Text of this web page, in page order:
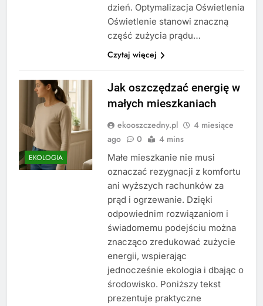
dzień. Optymalizacja Oświetlenia
Oświetlenie stanowi znaczną
część zużycia prądu…
Czytaj więcej
EKOLOGIA
Jak oszczędzać energię w
małych mieszkaniach
ekooszczedny.pl
4 miesiące
ago
0 4 mins
Małe mieszkanie nie musi
oznaczać rezygnacji z komfortu
ani wyższych rachunków za
prąd i ogrzewanie. Dzięki
odpowiednim rozwiązaniom i
świadomemu podejściu można
znacząco zredukować zużycie
energii, wspierając
jednocześnie ekologia i dbając o
środowisko. Poniższy tekst
prezentuje praktyczne